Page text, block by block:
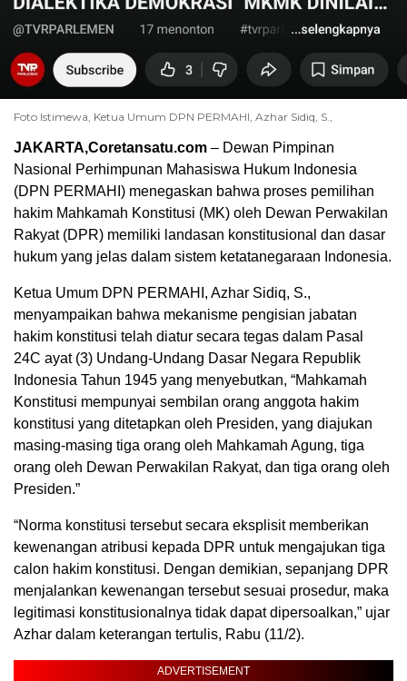
Foto Istimewa, Ketua Umum DPN PERMAHI, Azhar Sidiq, S.,
JAKARTA,Coretansatu.com – Dewan Pimpinan
Nasional Perhimpunan Mahasiswa Hukum Indonesia
(DPN PERMAHI) menegaskan bahwa proses pemilihan
hakim Mahkamah Konstitusi (MK) oleh Dewan Perwakilan
Rakyat (DPR) memiliki landasan konstitusional dan dasar
hukum yang jelas dalam sistem ketatanegaraan Indonesia.
Ketua Umum DPN PERMAHI, Azhar Sidiq, S.,
menyampaikan bahwa mekanisme pengisian jabatan
hakim konstitusi telah diatur secara tegas dalam Pasal
24C ayat (3) Undang-Undang Dasar Negara Republik
Indonesia Tahun 1945 yang menyebutkan, “Mahkamah
Konstitusi mempunyai sembilan orang anggota hakim
konstitusi yang ditetapkan oleh Presiden, yang diajukan
masing-masing tiga orang oleh Mahkamah Agung, tiga
orang oleh Dewan Perwakilan Rakyat, dan tiga orang oleh
Presiden.”
“Norma konstitusi tersebut secara eksplisit memberikan
kewenangan atribusi kepada DPR untuk mengajukan tiga
calon hakim konstitusi. Dengan demikian, sepanjang DPR
menjalankan kewenangan tersebut sesuai prosedur, maka
legitimasi konstitusionalnya tidak dapat dipersoalkan,” ujar
Azhar dalam keterangan tertulis, Rabu (11/2).
ADVERTISEMENT